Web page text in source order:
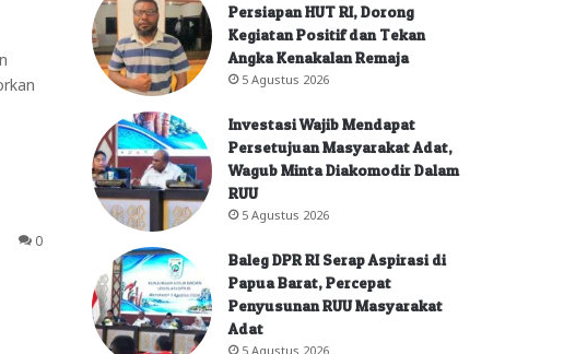
0
Persiapan HUT RI, Dorong
Kegiatan Positif dan Tekan
Angka Kenakalan Remaja
5 Agustus 2026
Investasi Wajib Mendapat
Persetujuan Masyarakat Adat,
Wagub Minta Diakomodir Dalam
RUU
5 Agustus 2026
Baleg DPR RI Serap Aspirasi di
Papua Barat, Percepat
Penyusunan RUU Masyarakat
Adat
5 Agustus 2026